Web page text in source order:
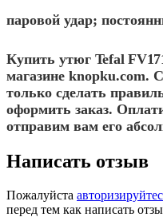
паровой удар;
Купить утюг Tefal
магазине knopku.com.
только сделать
оформить заказ.
отправим вам его
Написать отзыв
Пожалуйста
перед тем как написать